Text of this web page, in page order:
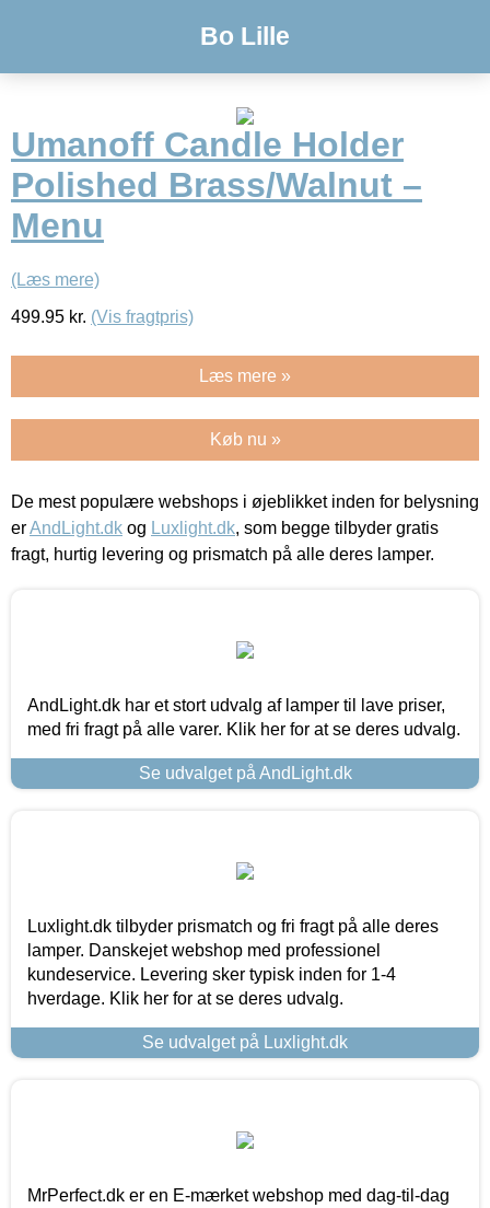
Bo Lille
Umanoff Candle Holder
Polished Brass/Walnut –
Menu
(Læs mere)
499.95 kr. (Vis fragtpris)
Læs mere »
Køb nu »
De mest populære webshops i øjeblikket inden for belysning
erAndLight.dk og Luxlight.dk, som begge tilbyder gratis
fragt, hurtig levering og prismatch på alle deres lamper.
AndLight.dk har et stort udvalg af lamper til lave priser,
med fri fragt på alle varer. Klik her for at se deres udvalg.
Se udvalget på AndLight.dk
Luxlight.dk tilbyder prismatch og fri fragt på alle deres
lamper. Danskejet webshop med professionel
kundeservice. Levering sker typisk inden for 1-4
hverdage. Klik her for at se deres udvalg.
Se udvalget på Luxlight.dk
MrPerfect.dk er en E-mærket webshop med dag-til-dag